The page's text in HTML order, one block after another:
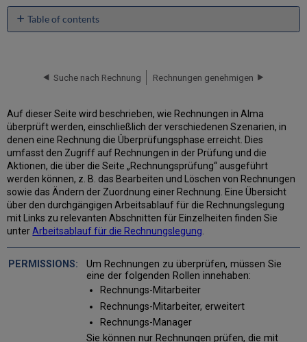
Table of contents
No
Suche nach Rechnung Rechnungen genehmigen
Auf dieser Seite wird beschrieben, wie Rechnungen in Alma
überprüft werden, einschließlich der verschiedenen Szenarien, in
denen eine Rechnung die Überprüfungsphase erreicht. Dies
umfasst den Zugriff auf Rechnungen in der Prüfung und die
Aktionen, die über die Seite „Rechnungsprüfung“ ausgeführt
werden können, z. B. das Bearbeiten und Löschen von Rechnungen
sowie das Ändern der Zuordnung einer Rechnung. Eine Übersicht
über den durchgängigen Arbeitsablauf für die Rechnungslegung
mit Links zu relevanten Abschnitten für Einzelheiten finden Sie
unterArbeitsablauf für die Rechnungslegung
Um Rechnungen zu überprüfen, müssen Sie
eine der folgenden Rollen innehaben:
Rechnungs-Mitarbeiter
Rechnungs-Mitarbeiter, erweitert
Rechnungs-Manager
Sie können nur Rechnungen prüfen, die mit